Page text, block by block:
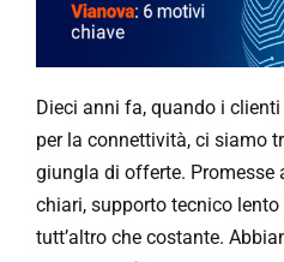
Dieci anni fa, quando i
per la connettività, ci siamo
giungla di offerte.
chiari, supporto tecnico
tutt’altro che costante.